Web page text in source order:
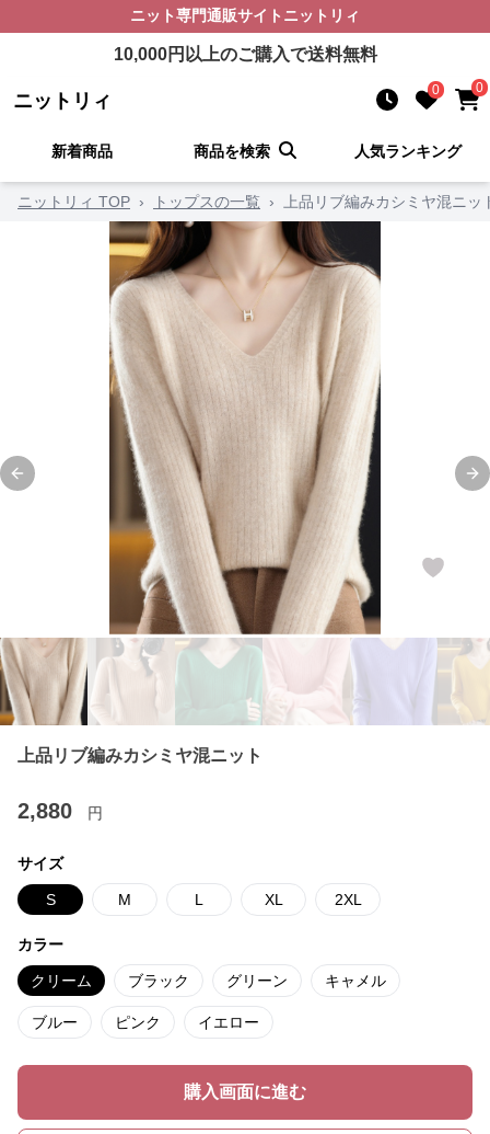
ニット専門通販サイト ニットリィ
10,000円以上のご購入で送料無料
ニットリィ 0 0
新着商品 商品を検索 人気ランキング
ニットリィ TOP › トップスの一覧 › 上品リブ編みカシミヤ混ニッ
Previous slide
上品リブ編みカシミヤ混ニット
2,880 円
サイズ
S M L XL 2XL
カラー
クリーム ブラック グリーン キャメル
ブルー ピンク イエロー
購入画面に進む